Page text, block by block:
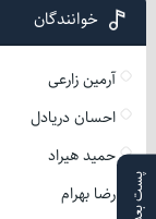
پست بعدی
خوانندگان
آرمین زارعی
احسان دریادل
حمید هیراد
رضا بهرام